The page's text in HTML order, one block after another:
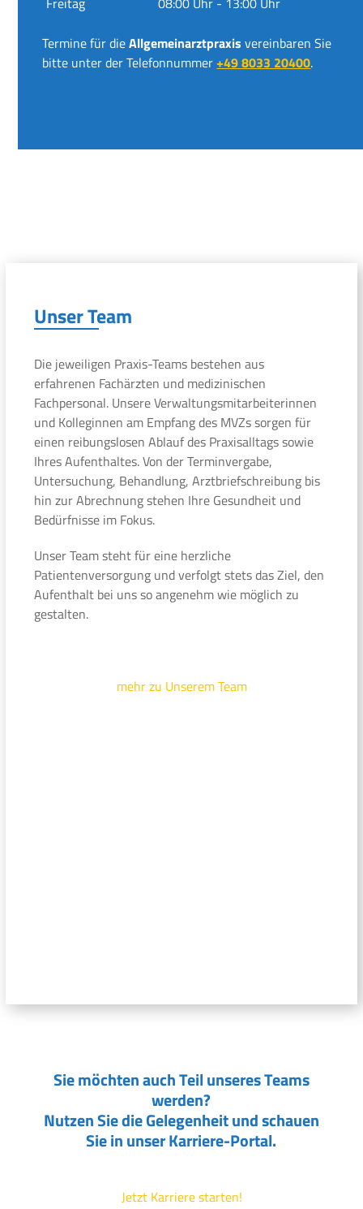
Termine für dieAllgemeinarztpraxis vereinbaren Sie
bitte unter der Telefonnummer+49 8033 20400.
Unser Team
Die jeweiligen Praxis-Teams bestehen aus
erfahrenen Fachärzten und medizinischen
Fachpersonal. Unsere Verwaltungsmitarbeiterinnen
und Kolleginnen am Empfang des MVZs sorgen für
einen reibungslosen Ablauf des Praxisalltags sowie
Ihres Aufenthaltes. Von der Terminvergabe,
Untersuchung, Behandlung, Arztbriefschreibung bis
hin zur Abrechnung stehen Ihre Gesundheit und
Bedürfnisse im Fokus.
Unser Team steht für eine herzliche
Patientenversorgung und verfolgt stets das Ziel, den
Aufenthalt bei uns so angenehm wie möglich zu
gestalten.
mehr zu Unserem Team
Sie möchten auch Teil unseres Teams
werden?
Nutzen Sie die Gelegenheit und schauen
Sie in unser Karriere-Portal.
Jetzt Karriere starten!